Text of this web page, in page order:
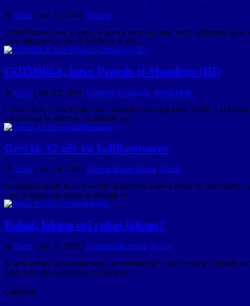
de Elvira | dec. 31, 2020 | Diverse
„Anul Nou este nou şi totuşi, în acelaşi timp, este deja vechi, îmbătrânit de
apele stătătoare pe care le întâlneşte în jos;...
COIMBRA, între Penedo și Mondego (III)
de Elvira | dec. 23, 2020 | Coimbra, Portugalia, Restul lumii
Urmare de la »? Dacă poţi vedea, priveşte. Dacă poţi privi, învaţă. Așa
pot prelungi în memorie, în amintire, în...
Grecia, 12 zile cu kallikantsaros
de Elvira | dec. 18, 2020 | Diverse despre Grecia, Grecia
Evanghelia nu are nici o indicație despre data nașterii Fiului lui Dumnezeu,
care în lumea europeană și orientală se...
Rahat, lokum ori rahat-lokum?
de Elvira | dec. 11, 2020 | Gastronomie locala, Turcia
A venit vremea sărbătorilor iernii, un amalgam de religie creștină și religiile
zilele sfinte ale populațiilor creștinate de...
Categorii